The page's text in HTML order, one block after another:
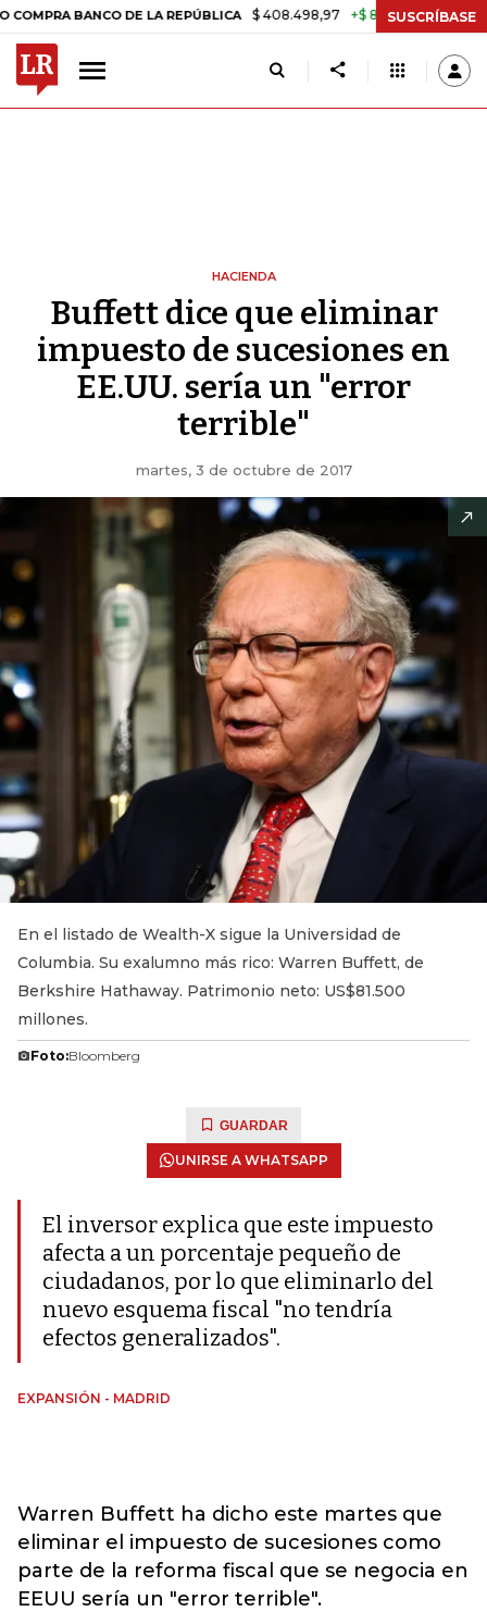
BANCO DE LA REPÚBLICA $ 408.498,97 +$ 8.753,81 +2,19%
SUSCRÍBASE
HACIENDA
Buffett dice que eliminar
impuesto de sucesiones en
EE.UU. sería un "error
terrible"
martes, 3 de octubre de 2017
En el listado de Wealth-X sigue la Universidad de
Columbia. Su exalumno más rico: Warren Buffett, de
Berkshire Hathaway. Patrimonio neto: US$81.500
millones.
Foto:Bloomberg
GUARDAR
UNIRSE A WHATSAPP
El inversor explica que este impuesto
afecta a un porcentaje pequeño de
ciudadanos, por lo que eliminarlo del
nuevo esquema fiscal "no tendría
efectos generalizados".
EXPANSIÓN - MADRID
Warren Buffett ha dicho este martes que
eliminar el impuesto de sucesiones como
parte de la reforma fiscal que se negocia en
EEUU sería un "error terrible".